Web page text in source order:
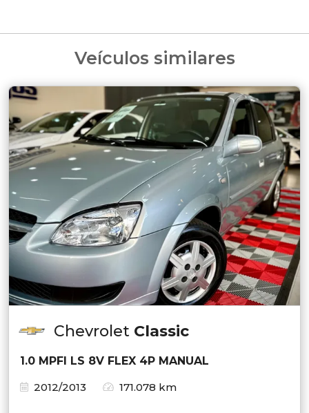
Veículos similares
Chevrolet Classic
1.0 MPFI LS 8V FLEX 4P MANUAL
2012/2013
171.078 km